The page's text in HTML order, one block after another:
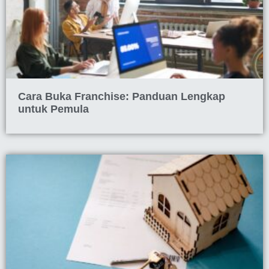
Cara Buka Franchise: Panduan Lengkap
untuk Pemula